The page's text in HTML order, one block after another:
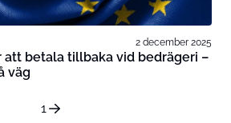
2 december 2025
att betala tillbaka vid bedrägeri –
väg
1